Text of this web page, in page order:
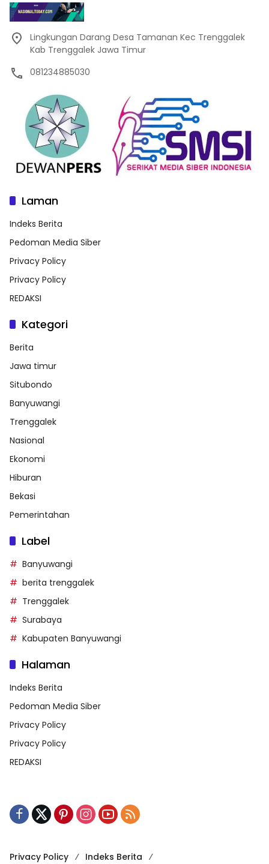
Lingkungan Darang Desa Tamanan Kec Trenggalek
Kab Trenggalek Jawa Timur
081234885030
Laman
Indeks Berita
Pedoman Media Siber
Privacy Policy
Privacy Policy
REDAKSI
Kategori
Berita
Jawa timur
Situbondo
Banyuwangi
Trenggalek
Nasional
Ekonomi
Hiburan
Bekasi
Pemerintahan
Label
Banyuwangi
berita trenggalek
Trenggalek
Surabaya
Kabupaten Banyuwangi
Halaman
Indeks Berita
Pedoman Media Siber
Privacy Policy
Privacy Policy
REDAKSI
Privacy Policy Indeks Berita